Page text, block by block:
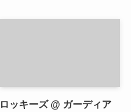
ロッキーズ @ ガーディア